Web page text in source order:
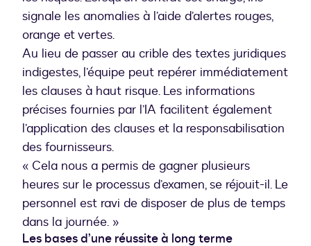
signale les anomalies à l’aide d’alertes rouges,
orange et vertes.
Au lieu de passer au crible des textes juridiques
indigestes, l’équipe peut repérer immédiatement
les clauses à haut risque. Les informations
précises fournies par l’IA facilitent également
l’application des clauses et la responsabilisation
des fournisseurs.
« Cela nous a permis de gagner plusieurs
heures sur le processus d’examen, se réjouit-il. Le
personnel est ravi de disposer de plus de temps
dans la journée. »
Les bases d’une réussite à long terme